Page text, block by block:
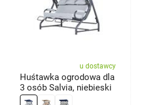
u dostawcy
Huśtawka ogrodowa dla
3 osób Salvia, niebieski